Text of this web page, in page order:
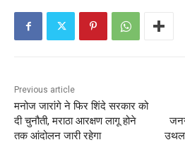
Previous article
मनोज जारांगे ने फिर शिंदे सरकार को
दी चुनौती, मराठा आरक्षण लागू होने
तक आंदोलन जारी रहेगा